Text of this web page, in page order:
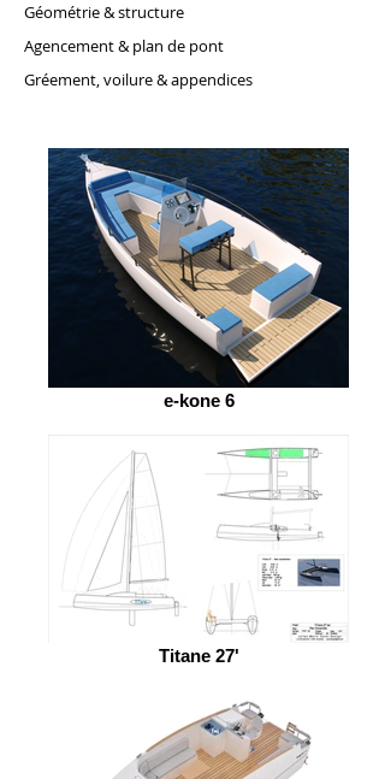
Géométrie & structure
Agencement & plan de pont
Gréement, voilure & appendices
e-kone 6
Titane 27'